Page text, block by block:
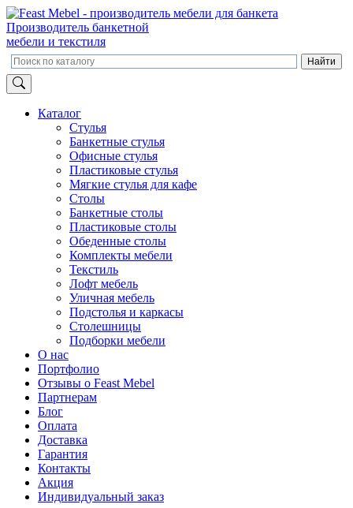
Производитель банкетной
мебели и текстиля
Каталог
Стулья
Банкетные стулья
Офисные стулья
Пластиковые стулья
Мягкие стулья для кафе
Столы
Банкетные столы
Пластиковые столы
Обеденные столы
Комплекты мебели
Текстиль
Лофт мебель
Уличная мебель
Подстолья и каркасы
Столешницы
Подборки мебели
О нас
Портфолио
Отзывы о Feast Mebel
Партнерам
Блог
Оплата
Доставка
Гарантия
Контакты
Акция
Индивидуальный заказ